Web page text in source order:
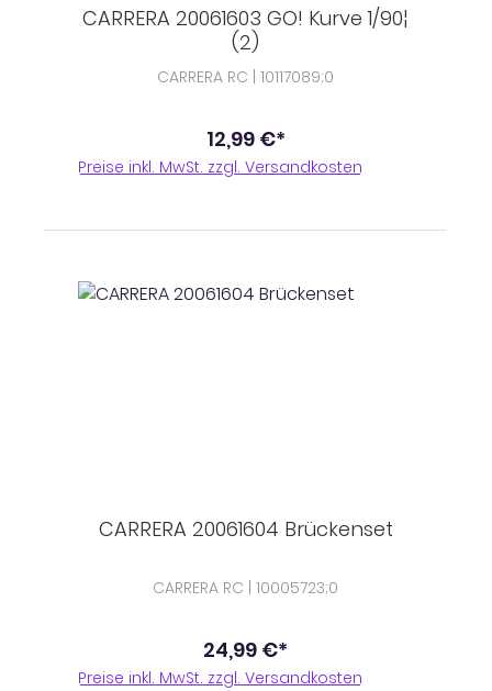
CARRERA 20061603 GO! Kurve 1/90¦
(2)
CARRERA RC | 10117089;0
12,99 €*
Preise inkl. MwSt. zzgl. Versandkosten
CARRERA 20061604 Brückenset
CARRERA RC | 10005723;0
24,99 €*
Preise inkl. MwSt. zzgl. Versandkosten